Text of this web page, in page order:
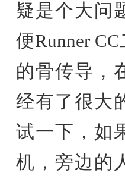
疑是个大问
便Runner
的骨传导，
经有了很大
试一下，如
机，旁边的